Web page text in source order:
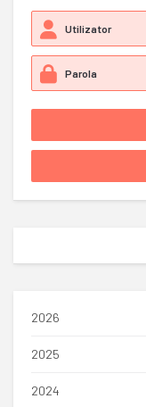
2026
2025
2024